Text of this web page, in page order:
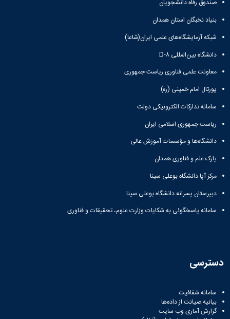
Research
صندوق رفاه دانشجویان
بنیاد نخبگان استان همدان
شبکه آزمایشگاه‌های علمی ایران(شاعا)
دانشگاه بین‌المللی D-۸
معاونت علمی فناوری ریاست جمهوری
پورتال امام خمینی (ره)
سامانه تدارکات الکترونیکی دولت
ریاست جمهوری اسلامی ایران
دانشگاه‌ها و مؤسسات آموزش عالی
پارک علم و فناوری همدان
مرکز آپا دانشگاه بوعلی سینا
دبیرستان پسرانه دانشگاه بوعلی سینا
سامانه پاسخگوئی به شکایات وزارت علوم، تحقیقات و فناوری
دسترسی
سامانه شفافیت
بیانیه صیانت از داده‌ها
گزارش آماری وب‌ سایت